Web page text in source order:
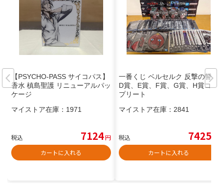
【PSYCHO-PASS サイコパス】
香水 槙島聖護 リニューアルパッ
ケージ
マイストア在庫： 1971
税込 7124円
カートに入れる
一番くじ ベルセルク 反撃の誓い
D賞、E賞、F賞、G賞、H賞コン
プリート
マイストア在庫： 2841
税込 7425
カートに入れる